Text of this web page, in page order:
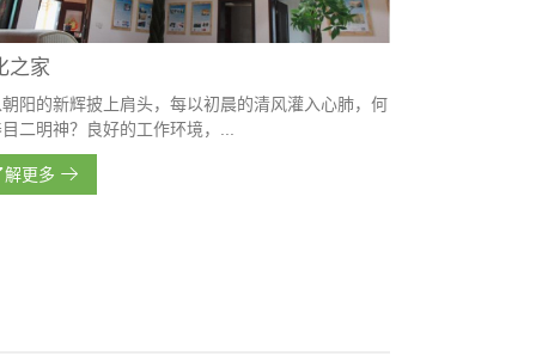
之家
阳的新辉披上肩头，每以初晨的清风灌入心肺，何
二明神？良好的工作环境，...
解更多